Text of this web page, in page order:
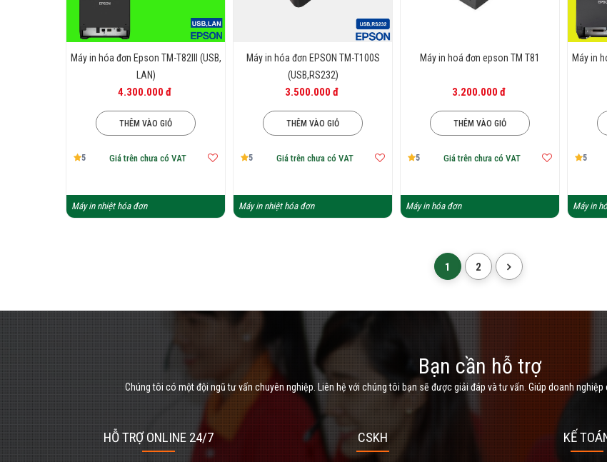
Máy in hóa đơn Epson TM-T82III (USB,
LAN)
4.300.000 đ
THÊM VÀO GIỎ
5 Giá trên chưa có VAT
Máy in nhiệt hóa đơn
Máy in hóa đơn EPSON TM-T100S
(USB,RS232)
3.500.000 đ
THÊM VÀO GIỎ
5 Giá trên chưa có VAT
Máy in nhiệt hóa đơn
Máy in hoá đơn epson TM T81
3.200.000 đ
THÊM VÀO GIỎ
5 Giá trên chưa có VAT
Máy in hóa đơn
Máy in
5
Máy in
1 2
Bạn cần hỗ trợ
Chúng tôi có một đội ngũ tư vấn chuyên nghiệp. Liên hệ với chúng tôi bạn sẽ được giải đáp và tư vấn. Giúp doanh
HỖ TRỢ ONLINE 24/7 CSKH KẾ